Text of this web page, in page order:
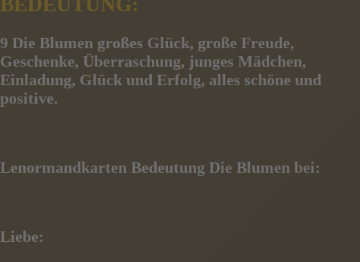
9 Die Blumen großes Glück, große Freude,
Geschenke, Überraschung, junges Mädchen,
Einladung, Glück und Erfolg, alles schöne und
positive.
Lenormandkarten Bedeutung Die Blumen bei:
Liebe: